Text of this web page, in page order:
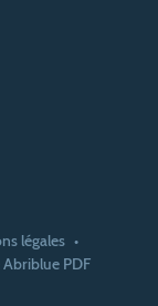
légales
PDF